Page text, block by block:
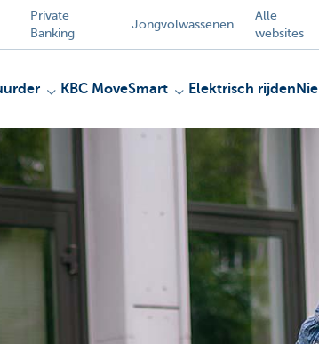
Private
Banking
Jongvolwassenen
Alle
websites
KBC MoveSmart Elektrisch rijden